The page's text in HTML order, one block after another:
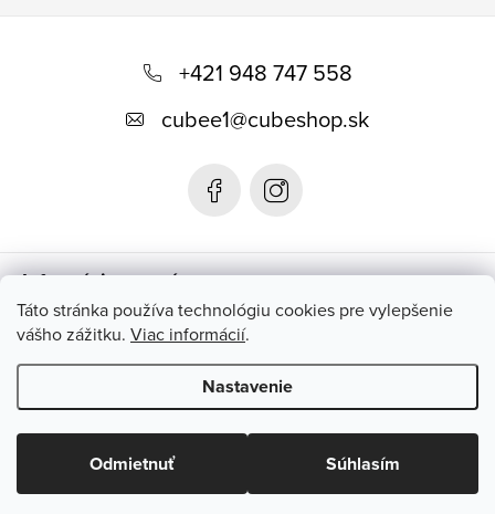
Táto stránka používa technológiu cookies pre vylepšenie
vášho zážitku. Viac informácií.
Nastavenie
Odmietnuť Súhlasím
e
+421 948 747 558
cubee1@cubeshop.sk
Informácie pre vás
Instagram
Copyright 2026CUBESHOP.SK. Všetky práva vyhradené.Upraviť
nastavenie cookies